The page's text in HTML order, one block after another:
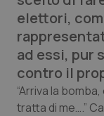
Professionisti
Abruzzo
Basilicata
QS Pro
Artrite &
QS Club
elettori,
ad essi, pur
contro il
“Arriva la
tratta di me….”